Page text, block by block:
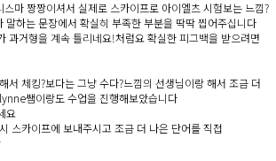
마 짱짱이셔서 실제로 스카이프로 아이엘츠 시험보는 느낌?
하는 문장에서 확실히 부족한 부분을 딱딱 찝어주십니다
과거형을 계속 틀리네요!처럼요 확실한 피그백을 받으려면
서 체킹?보다는 그냥 수다?느낌의 선생님이랑 해서 조금 더
쌤이랑도 수업을 진행해보았습니다
요
스카이프에 보내주시고 조금 더 나은 단어를 직접